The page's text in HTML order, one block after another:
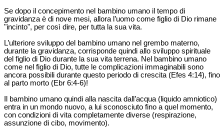
Se dopo il concepimento nel bambino umano il tempo di
gravidanza è di nove mesi, allora l’uomo come figlio di Dio rimane
"incinto", per così dire, per tutta la sua vita.
L’ulteriore sviluppo del bambino umano nel grembo materno,
durante la gravidanza, corrisponde quindi allo sviluppo spirituale
del figlio di Dio durante la sua vita terrena. Nel bambino umano
come nel figlio di Dio, tutte le complicazioni immaginabili sono
ancora possibili durante questo periodo di crescita (Efes 4:14), fino
al parto morto (Ebr 6:4-6)!
Il bambino umano quindi alla nascita dall’acqua (liquido amniotico)
entra in un mondo nuovo, a lui sconosciuto fino a quel momento,
con condizioni di vita completamente diverse (respirazione,
assunzione di cibo, movimento).